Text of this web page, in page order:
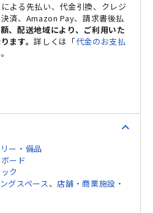
よる先払い、代金引換、クレジ
済、Amazon Pay、請求書後払
、配送地域により、ご利用いた
ます。詳しくは「代金のお支払
expand_less
ー・備品
ード
ク
グスペース 、 店舗・商業施設・